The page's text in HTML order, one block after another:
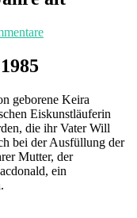
geborene Keira
Eiskunstläuferin
die ihr Vater Will
bei der Ausfüllung der
Mutter, der
ein